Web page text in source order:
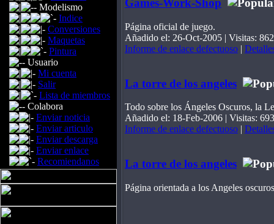
Modelismo
Indice
Conversiones
Maquetas
Pintura
Usuario
Mi cuenta
Salir
Lista de miembros
Colabora
Enviar noticia
Enviar articulo
Enviar descarga
Enviar enlace
Recomiendanos
Games-Work-Shop
Página oficial de juego.
Añadido el: 26-Oct-2005 | Visitas: 862
Informe de enlace defectuoso |
La torre de los angeles
Todo sobre los Ángeles Oscuros, la
Añadido el: 18-Feb-2006 | Visitas: 693
Informe de enlace defectuoso |
La torre de los angeles
Página orientada a los Angeles